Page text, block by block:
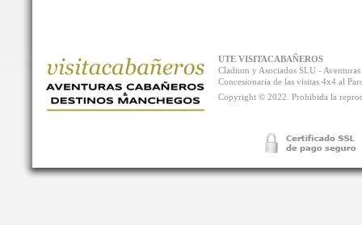
UTE VISITACABAÑEROS
Cladium y Asociados SLU -
Concesionaria de las visitas 4x4 al
Copyright © 2022. Prohibida la